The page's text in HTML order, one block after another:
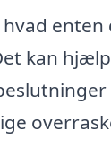
enten
kan